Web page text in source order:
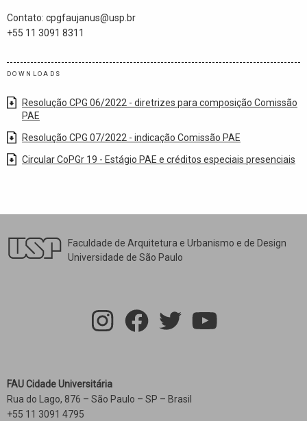
Contato: cpgfaujanus@usp.br
+55 11 3091 8311
DOWNLOADS
Resolução CPG 06/2022 - diretrizes para composição Comissão
PAE
Resolução CPG 07/2022 - indicação Comissão PAE
Circular CoPGr 19 - Estágio PAE e créditos especiais presenciais
Faculdade de Arquitetura e Urbanismo e de Design
Universidade de São Paulo
FAU Cidade Universitária
Rua do Lago, 876 – São Paulo – SP – Brasil
+55 11 3091 4795